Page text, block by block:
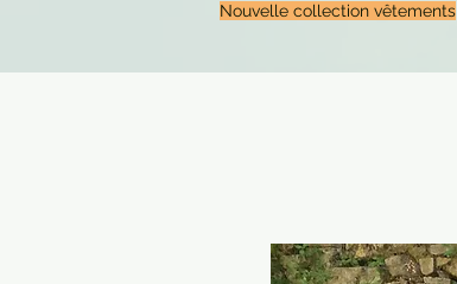
Nouvelle collection vêtements